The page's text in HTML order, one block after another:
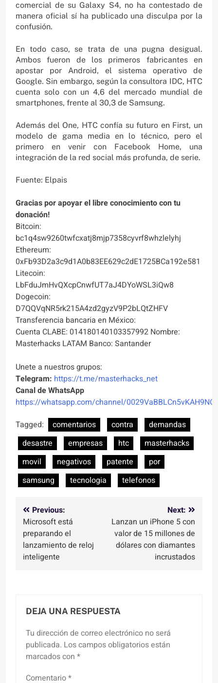
comercial de su Galaxy S4, no ha contestado de
manera oficial sí ha publicado una disculpa por la
confusión.
En todo caso, se trata de una pugna desigual.
Ambos fueron de los primeros fabricantes en
apostar por Android, el sistema operativo de
Google. Sin embargo, según la consultora IDC, HTC
cuenta solo con un 4,6 del mercado mundial de
smartphones, frente al 30,3 de Samsung.
Además del One, HTC confía su futuro en First, un
modelo de gama media en lo técnico, pero el
primero en venir con Facebook Home, una
integración de la red social más profunda, de serie.
Fuente: Elpais
Gracias por apoyar el libre conocimiento con tu
donación!
Bitcoin:
bc1q4sw9260twfcxatj8mjp7358cyvrf8whzlelyhj
Ethereum:
0xFb93D2a3c9d1A0b83EE629c2dE1725BCa192e581
Litecoin:
LbFduJmHvQXcpCnwfUT7aJ4DYoWSL3iQw8
Dogecoin:
D7QQVqNR5rk215A4zd2gyzV9P2bLQtZHFV
Transferencia bancaria en México:
Cuenta CLABE: 014180140103357992 Nombre:
Masterhacks LATAM Banco: Santander
Unete a nuestros grupos:
Telegram: https://t.me/masterhacks_net
Canal de WhatsApp
https://whatsapp.com/channel/
Tagged:
comentarios contra
demandas
desastre
empresas htc
masterhacks
movil
negativos patente
por
samsung
tecnologia telefonos
Navegación
de
entradas
Previous:
Microsoft está
preparando el
lanzamiento de reloj
inteligente
Next:
Lanzan un iPhone 5 con
valor de 15 millones de
dólares con diamantes
incrustados
DEJA UNA RESPUESTA
Tu dirección de correo electrónico no será
publicada. Los campos obligatorios están
marcados con *
Comentario*